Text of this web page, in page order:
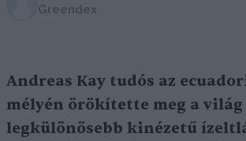
Greendex
Andreas Kay tudós az
mélyén örökítette meg a
legkülönösebb kinézetű